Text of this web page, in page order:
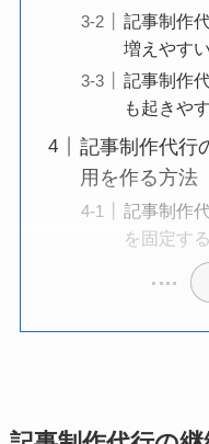
記事制作
増えやすい
記事制作
も起きや
記事制作代行
用を作る方法
記事制作
を固定する